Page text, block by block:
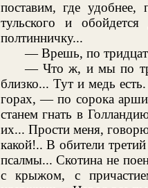
поставим, где
тульского и
полтинничку...
— Врешь, по
— Что ж, и мы по
близко... Тут и медь
горах, — по сорока
станем гнать в
их... Прости меня,
какой!.. В обители
псалмы... Скотина не
с крыжом, с